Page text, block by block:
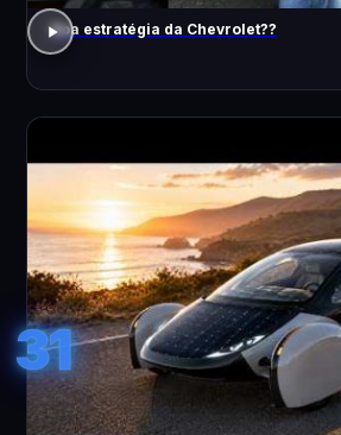
Boa estratégia da Chevrolet??
31